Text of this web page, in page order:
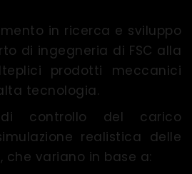
in ricerca e sviluppo
di ingegneria di FSC alla
prodotti meccanici
tecnologia.
controllo del carico
realistica delle
che variano in base a: